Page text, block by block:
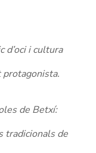
d’oci i cultura
de Betxí:
tradicionals de